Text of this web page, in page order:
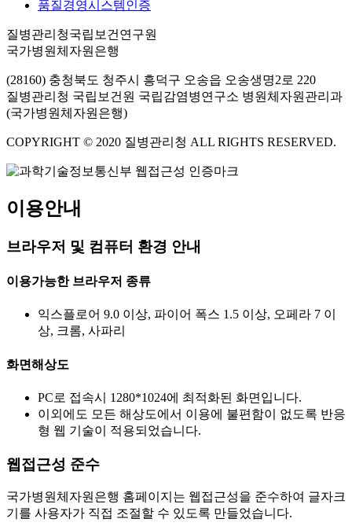
품질경영시스템인증
질병관리청국립보건연구원
국가병원체자원은행
(28160) 충청북도 청주시 흥덕구 오송읍 오송생명2로 220
질병관리청 국립보건원 국립감염병연구소 병원체자원관리과
(국가병원체자원은행)
COPYRIGHT © 2020 질병관리청 ALL RIGHTS RESERVED.
이용안내
브라우저 및 컴퓨터 환경 안내
이용가능한 브라우저 종류
익스플로어 9.0 이상, 파이어 폭스 1.5 이상, 오페라 7 이
상, 크롬, 사파리
화면해상도
PC로 접속시 1280*1024에 최적화된 화면입니다.
이외에도 모든 해상도에서 이용에 불편함이 없도록 반응
형 웹 기술이 적용되었습니다.
웹접근성 준수
국가병원체자원은행 홈페이지는 웹접근성을 준수하여 글자크
기를 사용자가 직접 조절할 수 있도록 만들었습니다.